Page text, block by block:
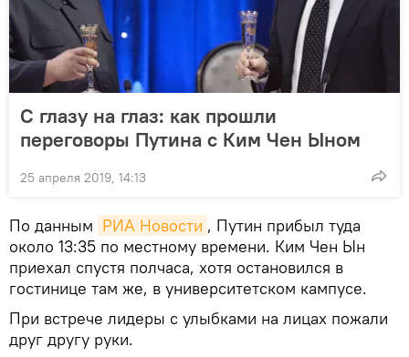
С глазу на глаз: как прошли
переговоры Путина с Ким Чен Ыном
25 апреля 2019, 14:13
По данным РИА Новости , Путин прибыл туда
около 13:35 по местному времени. Ким Чен Ын
приехал спустя полчаса, хотя остановился в
гостинице там же, в университетском кампусе.
При встрече лидеры с улыбками на лицах пожали
друг другу руки.